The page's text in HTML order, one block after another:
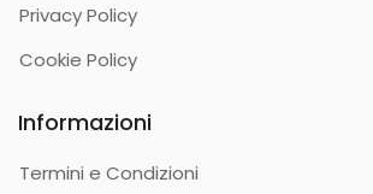
Privacy Policy
Cookie Policy
Informazioni
Termini e Condizioni